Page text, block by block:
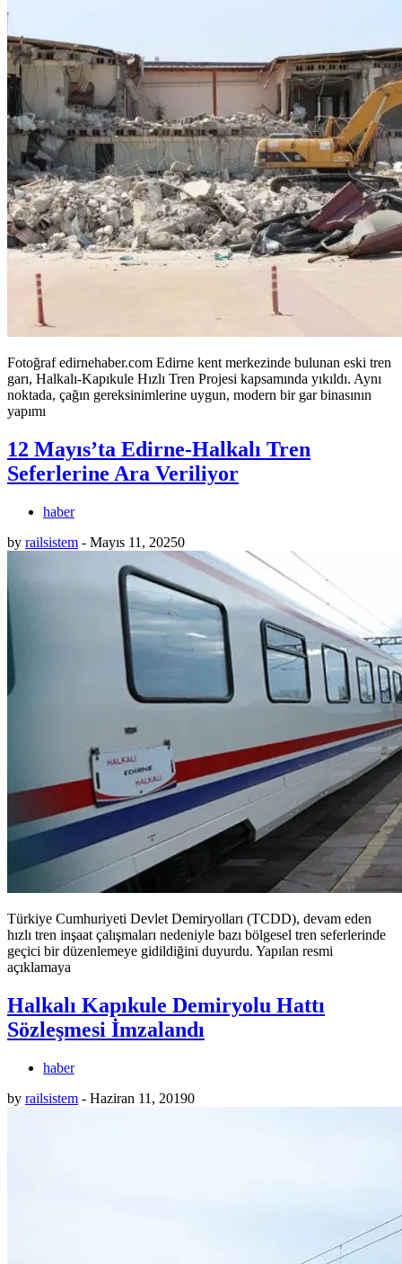
Fotoğraf edirnehaber.com Edirne kent merkezinde bulunan eski tren
garı, Halkalı-Kapıkule Hızlı Tren Projesi kapsamında yıkıldı. Aynı
noktada, çağın gereksinimlerine uygun, modern bir gar binasının
yapımı
12 Mayıs’ta Edirne-Halkalı Tren
Seferlerine Ara Veriliyor
haber
by railsistem - Mayıs 11, 20250
Türkiye Cumhuriyeti Devlet Demiryolları (TCDD), devam eden
hızlı tren inşaat çalışmaları nedeniyle bazı bölgesel tren seferlerinde
geçici bir düzenlemeye gidildiğini duyurdu. Yapılan resmi
açıklamaya
Halkalı Kapıkule Demiryolu Hattı
Sözleşmesi İmzalandı
haber
by railsistem - Haziran 11, 20190